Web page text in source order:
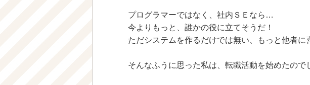
プログラマーではなく、社内ＳＥなら…
今よりもっと、誰かの役に立てそうだ！
ただシステムを作るだけでは無い、もっと他者に
そんなふうに思った私は、転職活動を始めたので